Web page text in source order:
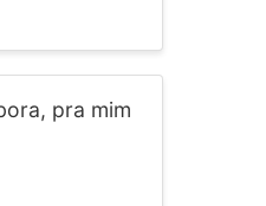
pra mim